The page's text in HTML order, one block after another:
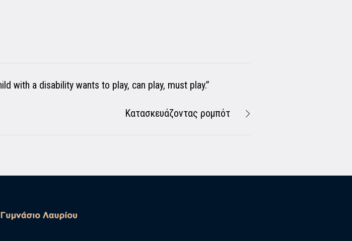
with a disability wants to play, can play, must play.”
Κατασκευάζοντας ρομπότ